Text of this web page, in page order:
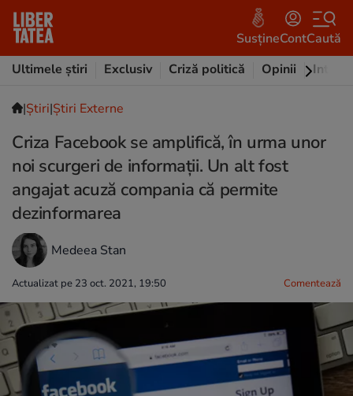
SusțineContCaută
Ultimele știri
Exclusiv Criză politică Opinii
|Ştiri|Știri Externe
Criza Facebook se amplifică, în urma unor
noi scurgeri de informații. Un alt fost
angajat acuză compania că permite
dezinformarea
Medeea Stan
Actualizat pe 23 oct. 2021, 19:50 Comentează